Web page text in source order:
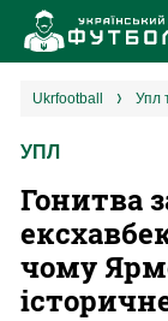
ukrfootball
УПЛ
Гонитва
чому